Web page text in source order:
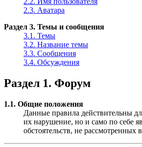
2.3. Аватара
Раздел 3. Темы и сообщения
3.1. Темы
3.2. Название темы
3.3. Сообщения
3.4. Обсуждения
Раздел 1. Форум
1.1. Общие положения
Данные правила действительны
их нарушение, но и само по себе
обстоятельств, не